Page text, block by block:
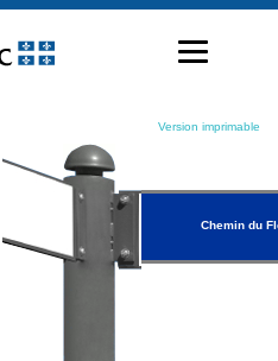
Version imprimable
Chemin du